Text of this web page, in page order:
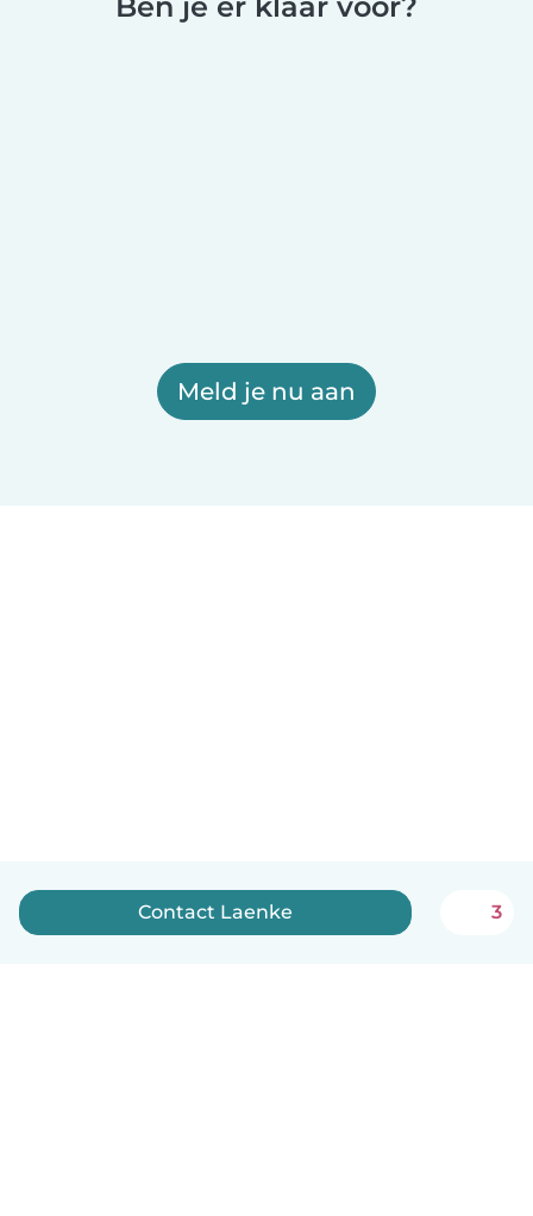
Meld je nu aan
Contact Laenke 3